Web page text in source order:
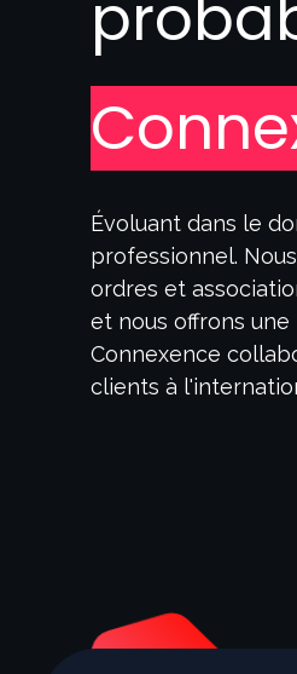
Évoluant dans le
professionnel.
ordres et
et nous offrons
Connexence
clients à